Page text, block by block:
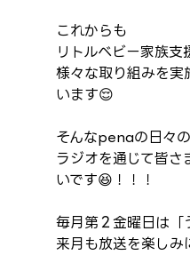
これからも
リトルベビー家族支
様々な取り組みを実
います😌
そんなpenaの日々
ラジオを通じて皆さ
いです😆！！！
毎月第２金曜日は「
来月も放送を楽し